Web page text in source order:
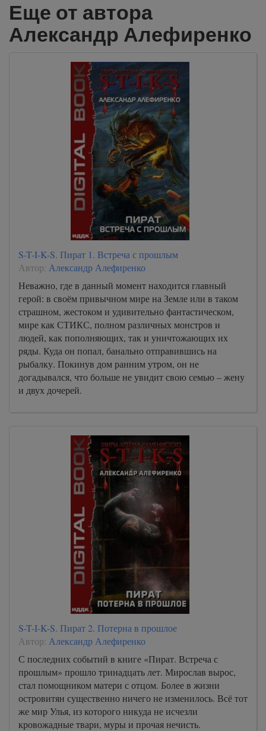
Еще от автора
Александр Алефиренко
S-T-I-K-S. Пират 1. Встреча с прошлым
Автор: Александр Алефиренко
Неважно, где в данный момент находится главный
герой: в своём привычном мире на Земле или в таком
страшном, жестоком и удивительно фантастическом,
мире как СТИКС, полном различных монстров и
людей, как пополняющих, так и уничтожающих их
ряды. Куда он попал, банально отправившись на
рыбалку. Покинув дом ранним утром, он не
догадывался, что больше не увидит свою семью – жену
и двух дочерей.
S-T-I-K-S. Пират 2. Потерна в прошлое
Автор: Александр Алефиренко
С последних событий в книге «Пират. Встреча с
прошлым» прошло тринадцать лет. Мирослав вырос,
стал помощником матери с отцом. Более в жизни
островитян существенно ничего не изменилось. Всё тот
же мир Улья, из которого никуда не исчезли
кровожадные твари, муры и прочая нечисть.